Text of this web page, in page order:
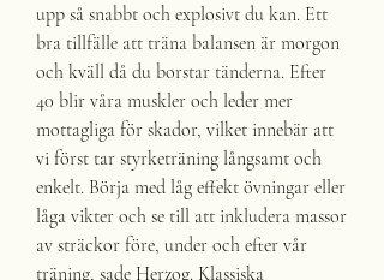
upp så snabbt och explosivt du kan. Ett
bra tillfälle att träna balansen är morgon
och kväll då du borstar tänderna. Efter
40 blir våra muskler och leder mer
mottagliga för skador, vilket innebär att
vi först tar styrketräning långsamt och
enkelt. Börja med låg effekt övningar eller
låga vikter och se till att inkludera massor
av sträckor före, under och efter vår
träning, sade Herzog. Klassiska